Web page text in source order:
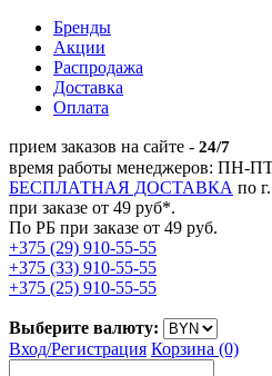
Бренды
Акции
Распродажа
Доставка
Оплата
прием заказов на сайте - 24/7
время работы менеджеров: ПН-
БЕСПЛАТНАЯ ДОСТАВКА по
при заказе от 49 руб*.
По РБ при заказе от 49 руб.
+375 (29) 910-55-55
+375 (33) 910-55-55
+375 (25) 910-55-55
Выберите валюту:
Вход/Регистрация Корзина (0)